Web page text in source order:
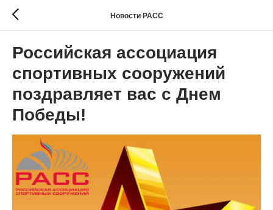
Новости РАСС
Российская ассоциация
спортивных сооружений
поздравляет вас с Днем
Победы!